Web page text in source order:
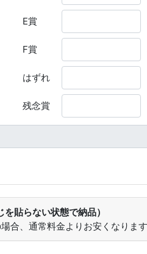
E賞
F賞
はずれ
残念賞
貼らない状態で納品）
合、通常料金よりお安くなりま